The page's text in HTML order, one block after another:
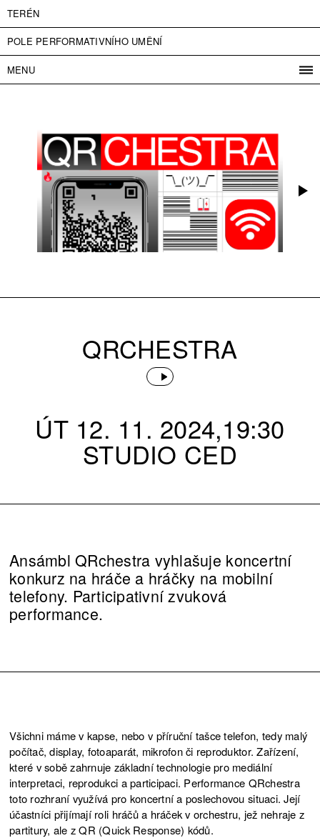
TERÉN
POLE PERFORMATIVNÍHO UMĚNÍ
MENU
KONTAKT
O NÁS
VSTUPNÉ
PARTNEŘI
QRCHESTRA
ÚT 12. 11. 2024,19:30
STUDIO CED
Ansámbl QRchestra vyhlašuje koncertní
konkurz na hráče a hráčky na mobilní
telefony. Participativní zvuková
performance.
Všichni máme v kapse, nebo v příruční tašce telefon, tedy malý
počítač, display, fotoaparát, mikrofon či reproduktor. Zařízení,
které v sobě zahrnuje základní technologie pro mediální
interpretaci, reprodukci a participaci. Performance QRchestra
toto rozhraní využívá pro koncertní a poslechovou situaci. Její
účastníci přijímají roli hráčů a hráček v orchestru, jež nehraje z
partitury, ale z QR (Quick Response) kódů.